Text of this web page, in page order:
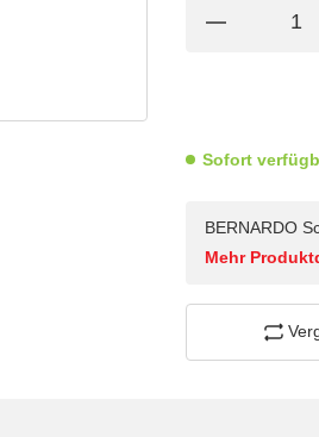
Sofort
BERNARDO
Mehr